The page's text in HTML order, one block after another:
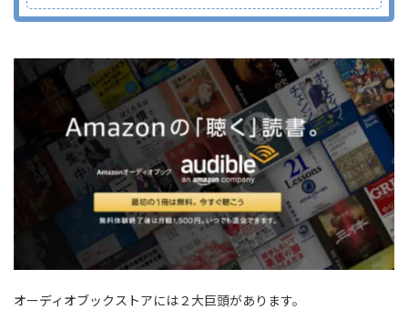
オーディオブックストアには２大巨頭があります。